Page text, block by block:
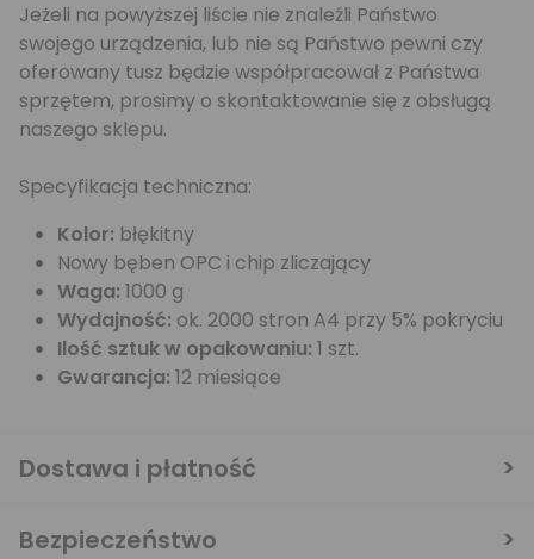
Jeżeli na powyższej liście nie znaleźli Państwo
swojego urządzenia, lub nie są Państwo pewni czy
oferowany tusz będzie współpracował z Państwa
sprzętem, prosimy o skontaktowanie się z obsługą
naszego sklepu.
Specyfikacja techniczna:
Kolor: błękitny
Nowy bęben OPC i chip zliczający
Waga: 1000 g
Wydajność: ok. 2000 stron A4 przy 5% pokryciu
Ilość sztuk w opakowaniu: 1 szt.
Gwarancja: 12 miesiące
Dostawa i płatność
Bezpieczeństwo